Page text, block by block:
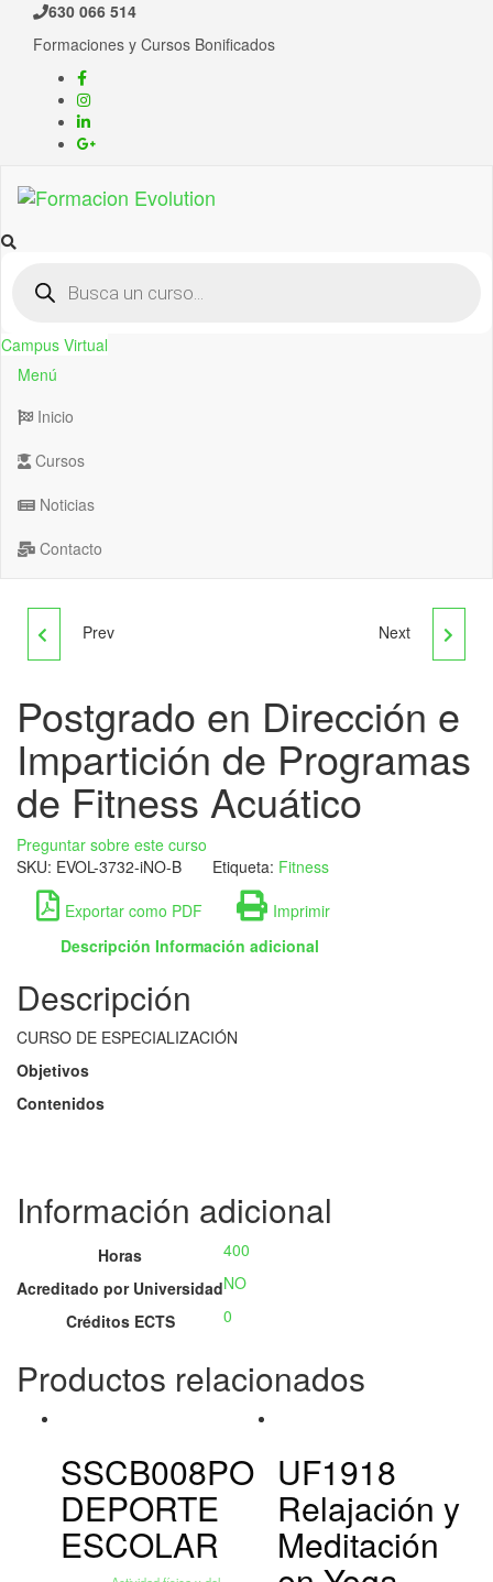
630 066 514
Formaciones y Cursos Bonificados
Campus Virtual
Menú
Inicio
Cursos
Noticias
Contacto
POSTGRADO EN
ADMINISTRATIVO
Prev POSTGRADO EN
DE DEPARTAMENTO DE
COBROS
Next
Postgrado en Dirección e
Impartición de Programas
de Fitness Acuático
Preguntar sobre este curso
SKU: EVOL-3732-iNO-B Etiqueta: Fitness
Exportar como PDF
Imprimir
Descripción Información adicional
Descripción
CURSO DE ESPECIALIZACIÓN
Objetivos
Contenidos
Información adicional
Horas
400
Acreditado por UniversidadNO
Créditos ECTS
0
Productos relacionados
SSCB008PO
DEPORTE
ESCOLAR
UF1918
Relajación y
Meditación